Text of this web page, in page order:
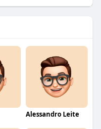
Alessandro Leite